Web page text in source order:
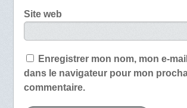
Site web
Enregistrer mon nom, mon e-
dans le navigateur pour mon
commentaire.